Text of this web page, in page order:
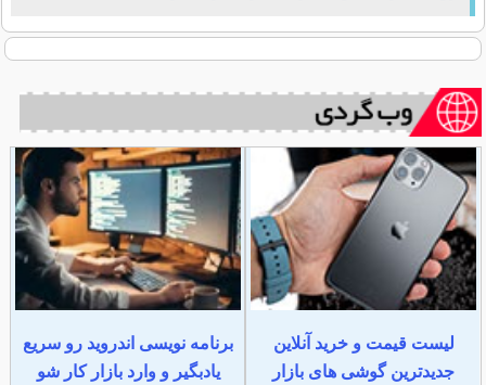
لیست قیمت و خرید آنلاین
جدیدترین گوشی های بازار
برنامه نویسی اندروید رو سریع
یادبگیر و وارد بازار کار شو